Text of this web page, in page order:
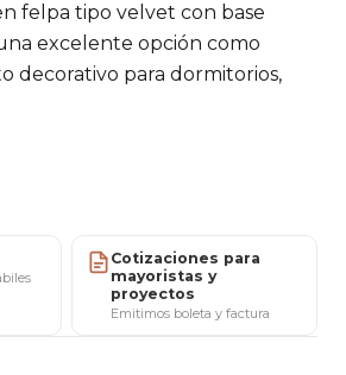
felpa tipo velvet con base
excelente opción como
decorativo para dormitorios,
Cotizaciones para
mayoristas y
proyectos
Emitimos boleta y factura